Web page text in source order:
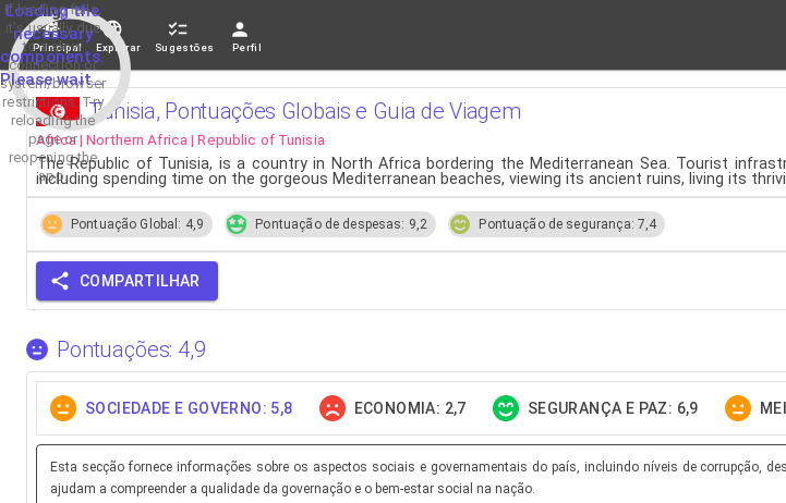
Loading the
necessary
components.
Please wait...
If loading fails,
it's usually due
to a slow
connection or
system/browser
restrictions. Try
reloading the
page or
reopening the
app.
Principal Explorar Sugestões Perfil
Tunisia, Pontuações Globais e Guia de Viagem
Africa | Northern Africa | Republic of Tunisia
The Republic of Tunisia, is a country in North Africa bordering the Mediterranean Sea. Tourist
including spending time on the gorgeous Mediterranean beaches, viewing its ancient ruins, living its
Pontuação Global: 4,9 Pontuação de despesas: 9,2 Pontuação de segurança: 7,4
COMPARTILHAR
Pontuações: 4,9
SOCIEDADE E GOVERNO: 5,8 ECONOMIA: 2,7 SEGURANÇA E PAZ: 6,9
Esta secção fornece informações sobre os aspectos sociais e governamentais do país, incluindo níveis de corrupção,
ajudam a compreender a qualidade da governação e o bem-estar social na nação.